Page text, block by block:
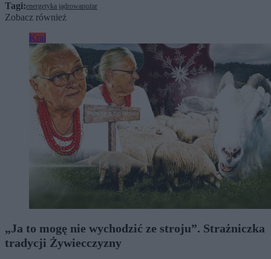
Tagi:energetyka jądrowapożar
Zobacz również
Kraj
„Ja to mogę nie wychodzić ze stroju”. Strażniczka
tradycji Żywiecczyzny